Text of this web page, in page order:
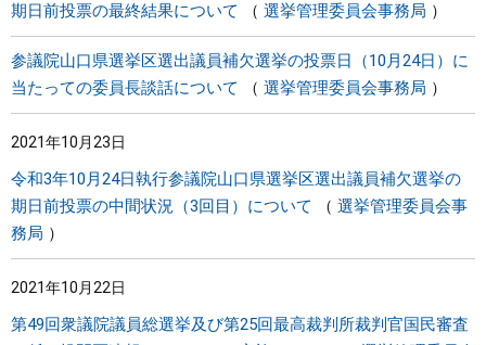
期日前投票の最終結果について
選挙管理委員会事務局
参議院山口県選挙区選出議員補欠選挙の投票日（10月24日）に
当たっての委員長談話について
選挙管理委員会事務局
2021年10月23日
令和3年10月24日執行参議院山口県選挙区選出議員補欠選挙の
期日前投票の中間状況（3回目）について
選挙管理委員会事
務局
2021年10月22日
第49回衆議院議員総選挙及び第25回最高裁判所裁判官国民審査